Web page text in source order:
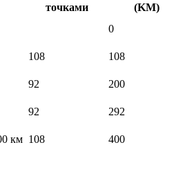
точками
(KM)
0
108 108
92 200
92 292
км 108 400